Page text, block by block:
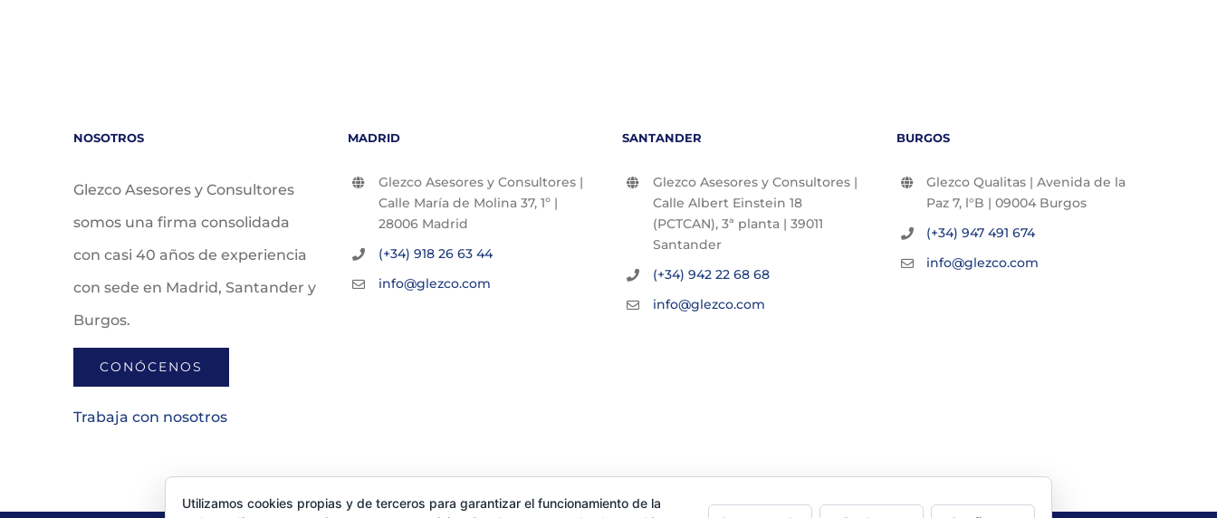
NOSOTROS
Glezco Asesores y Consultores
somos una firma consolidada
con casi 40 años de experiencia
con sede en Madrid, Santander y
Burgos.
CONÓCENOS
Trabaja con nosotros
MADRID
Glezco Asesores y Consultores |
Calle María de Molina 37, 1º |
28006 Madrid
(+34) 918 26 63 44
info@glezco.com
SANTANDER
Glezco Asesores y Consultores |
Calle Albert Einstein 18
(PCTCAN), 3ª planta | 39011
Santander
(+34) 942 22 68 68
info@glezco.com
BURGOS
Glezco Qualitas | Avenida de la
Paz 7, l°B | 09004 Burgos
(+34) 947 491 674
info@glezco.com
Utilizamos cookies propias y de terceros para garantizar el funcionamiento de la